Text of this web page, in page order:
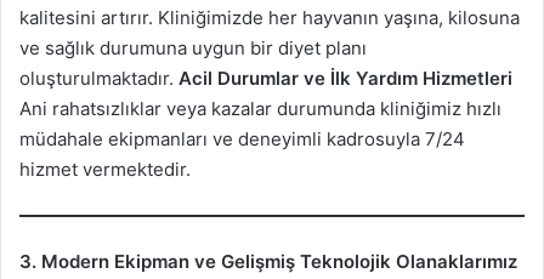
kalitesini artırır. Kliniğimizde her hayvanın yaşına, kilosuna
ve sağlık durumuna uygun bir diyet planı
oluşturulmaktadır. Acil Durumlar ve İlk Yardım Hizmetleri
Ani rahatsızlıklar veya kazalar durumunda kliniğimiz hızlı
müdahale ekipmanları ve deneyimli kadrosuyla 7/24
hizmet vermektedir.
3. Modern Ekipman ve Gelişmiş Teknolojik Olanaklarımız